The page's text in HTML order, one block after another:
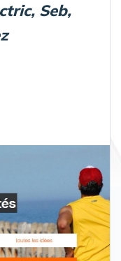
Seb,